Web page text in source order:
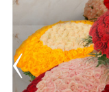
"ВАУ"!!!
Коллекции!!!